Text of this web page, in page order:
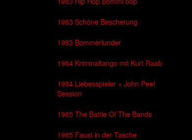
1983 Schöne Bescherung
1983 Bommerlunder
1984 Kriminaltango mit Kurt Raab
1984 Liebesspieler + John Peel
Session
1985 The Battle Of The Bands
1985 Faust in der Tasche